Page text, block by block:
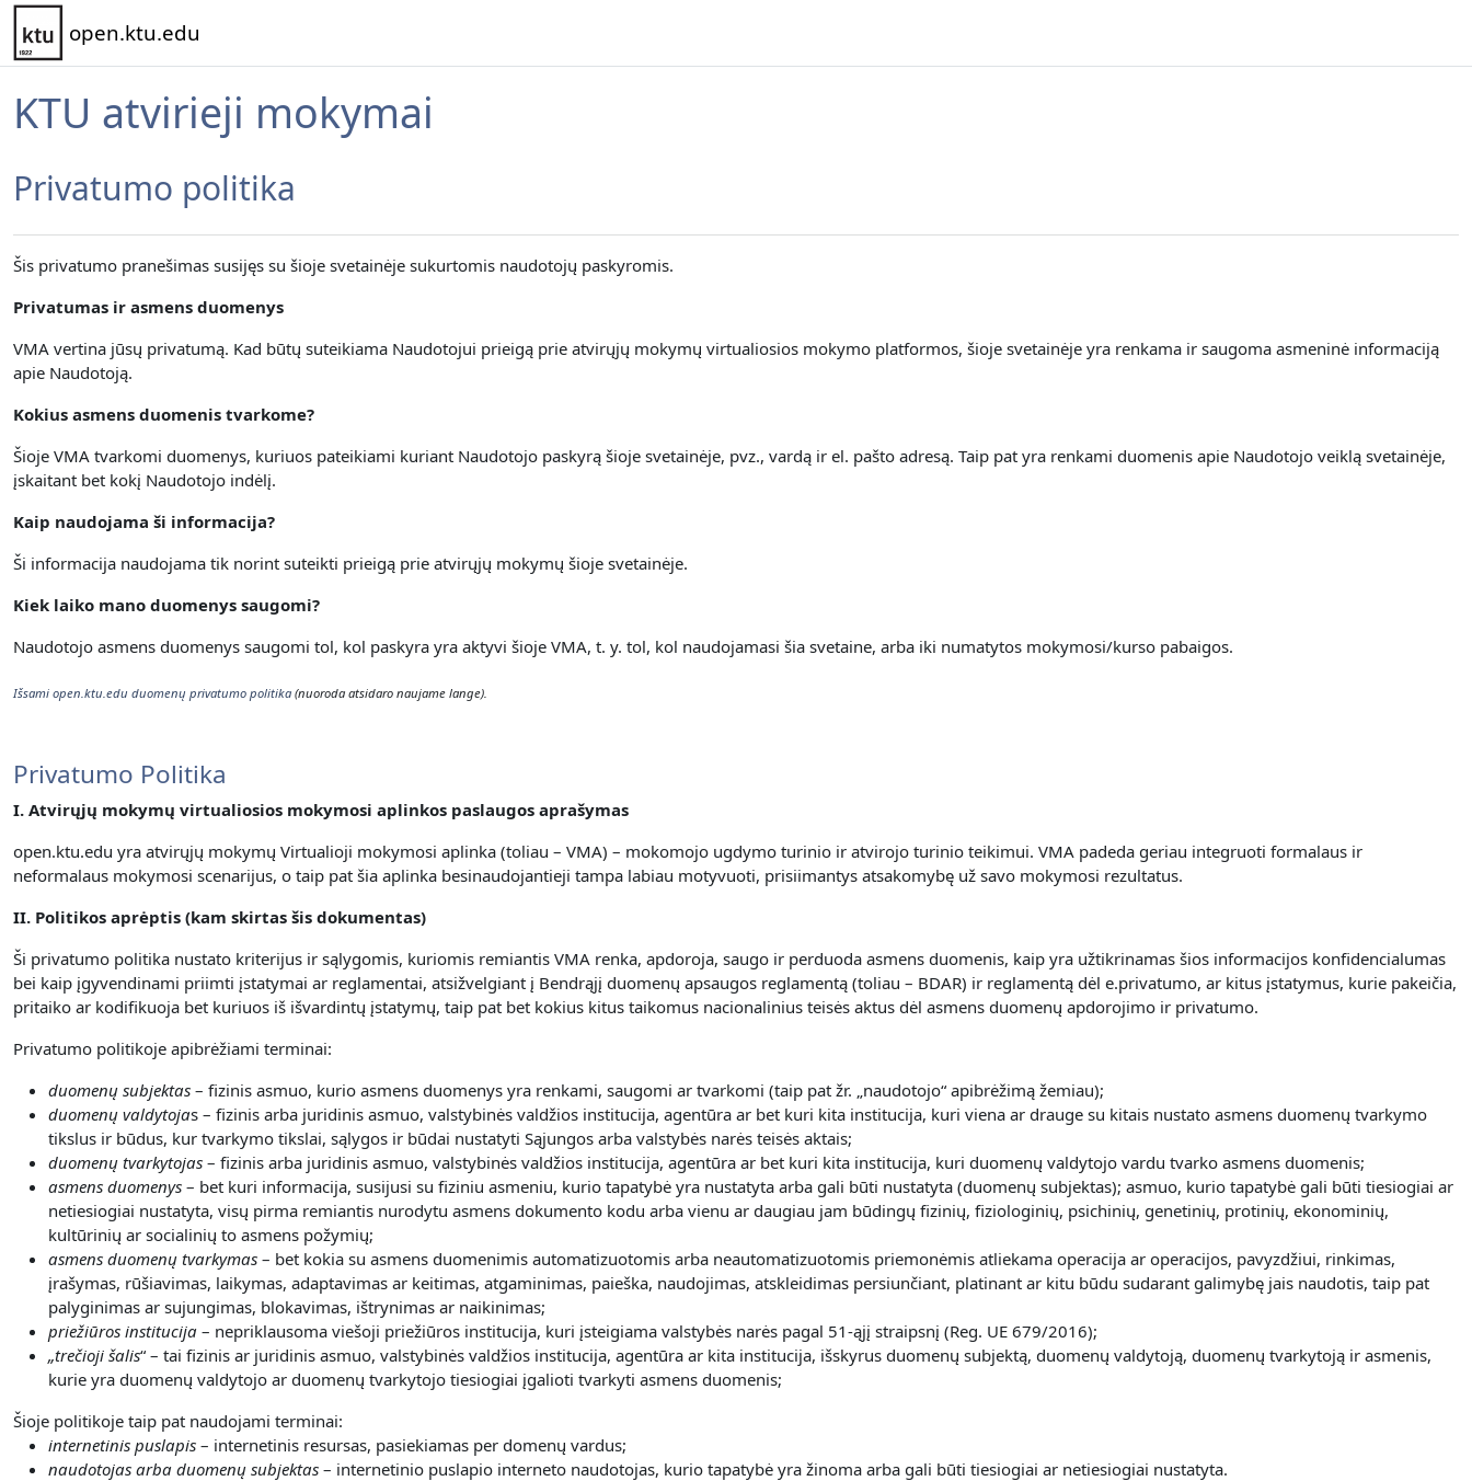
Pereiti į pagrindinį turinį
open.ktu.edu
KTU atvirieji mokymai
Privatumo politika
Šis privatumo pranešimas susijęs su šioje svetainėje sukurtomis naudotojų paskyromis.
Privatumas ir asmens duomenys
VMA vertina jūsų privatumą. Kad būtų suteikiama Naudotojui prieigą prie atvirųjų mokymų virtualiosios mokymo platformos, šioje svetainėje yra renkama ir saugoma asmeninė informaciją
apie Naudotoją.
Kokius asmens duomenis tvarkome?
Šioje VMA tvarkomi duomenys, kuriuos pateikiami kuriant Naudotojo paskyrą šioje svetainėje, pvz., vardą ir el. pašto adresą. Taip pat yra renkami duomenis apie Naudotojo veiklą svetainėje,
įskaitant bet kokį Naudotojo indėlį.
Kaip naudojama ši informacija?
Ši informacija naudojama tik norint suteikti prieigą prie atvirųjų mokymų šioje svetainėje.
Kiek laiko mano duomenys saugomi?
Naudotojo asmens duomenys saugomi tol, kol paskyra yra aktyvi šioje VMA, t. y. tol, kol naudojamasi šia svetaine, arba iki numatytos mokymosi/kurso pabaigos.
Išsami open.ktu.edu duomenų privatumo politika (nuoroda atsidaro naujame lange).
Privatumo Politika
I. Atvirųjų mokymų virtualiosios mokymosi aplinkos paslaugos aprašymas
open.ktu.edu yra atvirųjų mokymų Virtualioji mokymosi aplinka (toliau – VMA) – mokomojo ugdymo turinio ir atvirojo turinio teikimui. VMA padeda geriau integruoti formalaus ir
neformalaus mokymosi scenarijus, o taip pat šia aplinka besinaudojantieji tampa labiau motyvuoti, prisiimantys atsakomybę už savo mokymosi rezultatus.
II. Politikos aprėptis (kam skirtas šis dokumentas)
Ši privatumo politika nustato kriterijus ir sąlygomis, kuriomis remiantis VMA renka, apdoroja, saugo ir perduoda asmens duomenis, kaip yra užtikrinamas šios informacijos konfidencialumas
bei kaip įgyvendinami priimti įstatymai ar reglamentai, atsižvelgiant į Bendrąjį duomenų apsaugos reglamentą (toliau – BDAR) ir reglamentą dėl e.privatumo, ar kitus įstatymus, kurie pakeičia,
pritaiko ar kodifikuoja bet kuriuos iš išvardintų įstatymų, taip pat bet kokius kitus taikomus nacionalinius teisės aktus dėl asmens duomenų apdorojimo ir privatumo.
Privatumo politikoje apibrėžiami terminai:
duomenų subjektas – fizinis asmuo, kurio asmens duomenys yra renkami, saugomi ar tvarkomi (taip pat žr. „naudotojo“ apibrėžimą žemiau);
duomenų valdytojas – fizinis arba juridinis asmuo, valstybinės valdžios institucija, agentūra ar bet kuri kita institucija, kuri viena ar drauge su kitais nustato asmens duomenų tvarkymo
tikslus ir būdus, kur tvarkymo tikslai, sąlygos ir būdai nustatyti Sąjungos arba valstybės narės teisės aktais;
duomenų tvarkytojas – fizinis arba juridinis asmuo, valstybinės valdžios institucija, agentūra ar bet kuri kita institucija, kuri duomenų valdytojo vardu tvarko asmens duomenis;
asmens duomenys – bet kuri informacija, susijusi su fiziniu asmeniu, kurio tapatybė yra nustatyta arba gali būti nustatyta (duomenų subjektas); asmuo, kurio tapatybė gali būti tiesiogiai ar
netiesiogiai nustatyta, visų pirma remiantis nurodytu asmens dokumento kodu arba vienu ar daugiau jam būdingų fizinių, fiziologinių, psichinių, genetinių, protinių, ekonominių,
kultūrinių ar socialinių to asmens požymių;
asmens duomenų tvarkymas – bet kokia su asmens duomenimis automatizuotomis arba neautomatizuotomis priemonėmis atliekama operacija ar operacijos, pavyzdžiui, rinkimas,
įrašymas, rūšiavimas, laikymas, adaptavimas ar keitimas, atgaminimas, paieška, naudojimas, atskleidimas persiunčiant, platinant ar kitu būdu sudarant galimybę jais naudotis, taip pat
palyginimas ar sujungimas, blokavimas, ištrynimas ar naikinimas;
priežiūros institucija – nepriklausoma viešoji priežiūros institucija, kuri įsteigiama valstybės narės pagal 51-ąjį straipsnį (Reg. UE 679/2016);
„trečioji šalis“ – tai fizinis ar juridinis asmuo, valstybinės valdžios institucija, agentūra ar kita institucija, išskyrus duomenų subjektą, duomenų valdytoją, duomenų tvarkytoją ir asmenis,
kurie yra duomenų valdytojo ar duomenų tvarkytojo tiesiogiai įgalioti tvarkyti asmens duomenis;
Šioje politikoje taip pat naudojami terminai:
internetinis puslapis – internetinis resursas, pasiekiamas per domenų vardus;
naudotojas arba duomenų subjektas – internetinio puslapio interneto naudotojas, kurio tapatybė yra žinoma arba gali būti tiesiogiai ar netiesiogiai nustatyta.